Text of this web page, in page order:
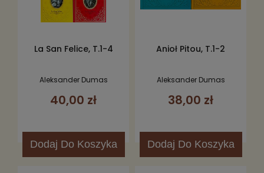
La San Felice, T.1-4
Aleksander Dumas
40,00 zł
Dodaj Do Koszyka
Anioł Pitou, T.1-2
Aleksander Dumas
38,00 zł
Dodaj Do Koszyka